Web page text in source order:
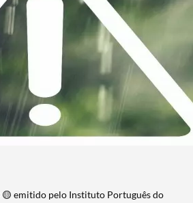
🟡 emitido pelo Instituto Português do